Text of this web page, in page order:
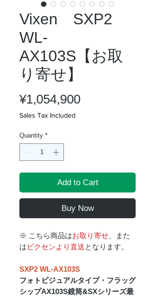
Vixen SXP2
WL-
AX103S【お取
り寄せ】
¥1,054,900Price
Sales Tax Included
Quantity *
Add to Cart
Buy Now
※ こちら商品はお取り寄せ 、また
はビクセンより直送となります。
SXP2 WL-AX103S
フォトビジュアルタイプ・フラッグ
シップAX103S鏡筒&SXシリーズ最